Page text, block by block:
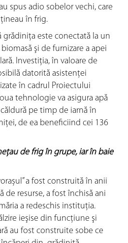
spus adio sobelor vechi, care
în frig.
grădinița este conectată la un
şi de furnizare a apei
Investiţia, în valoare de
datorită asistenţei
în cadrul Proiectului
tehnologie va asigura apă
pe timp de iarnă în
de ea beneficiind cei 136
de frig în grupe, iar în baie
a fost construită în anii
de resurse, a fost închisă ani
a redeschis instituția.
ieşise din funcţiune şi
au fost construite sobe ce